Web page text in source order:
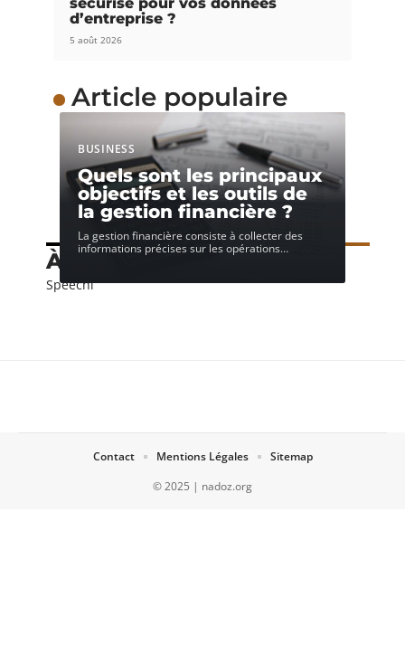
d’entreprise ?
5 août 2026
Article populaire
BUSINESS
Quels sont les principaux
objectifs et les outils de
la gestion financière ?
La gestion financière consiste à collecter des
informations précises sur les opérations…
À découvrir
Speechi
© 2025 | nadoz.org
Contact Mentions Légales Sitemap